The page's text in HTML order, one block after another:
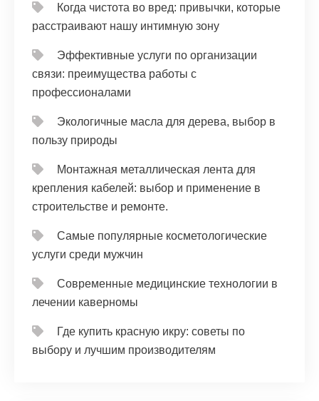
Когда чистота во вред: привычки, которые
расстраивают нашу интимную зону
Эффективные услуги по организации
связи: преимущества работы с
профессионалами
Экологичные масла для дерева, выбор в
пользу природы
Монтажная металлическая лента для
крепления кабелей: выбор и применение в
строительстве и ремонте.
Самые популярные косметологические
услуги среди мужчин
Современные медицинские технологии в
лечении каверномы
Где купить красную икру: советы по
выбору и лучшим производителям